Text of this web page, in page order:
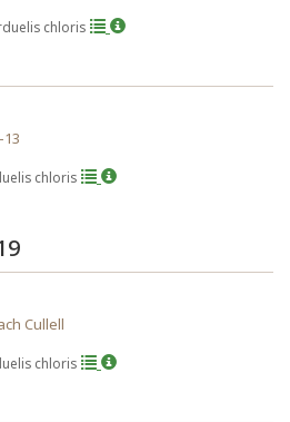
chloris
13
chloris
Cullell
chloris